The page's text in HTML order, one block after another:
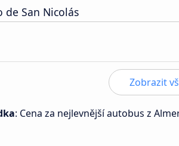
de San Nicolás
Zobrazit
: Cena za nejlevnější autobus z